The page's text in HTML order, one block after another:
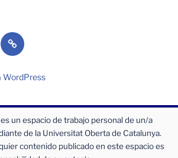
Entrada
de
WordPress
un espacio de trabajo personal de un/a
de la Universitat Oberta de Catalunya.
contenido publicado en este espacio es